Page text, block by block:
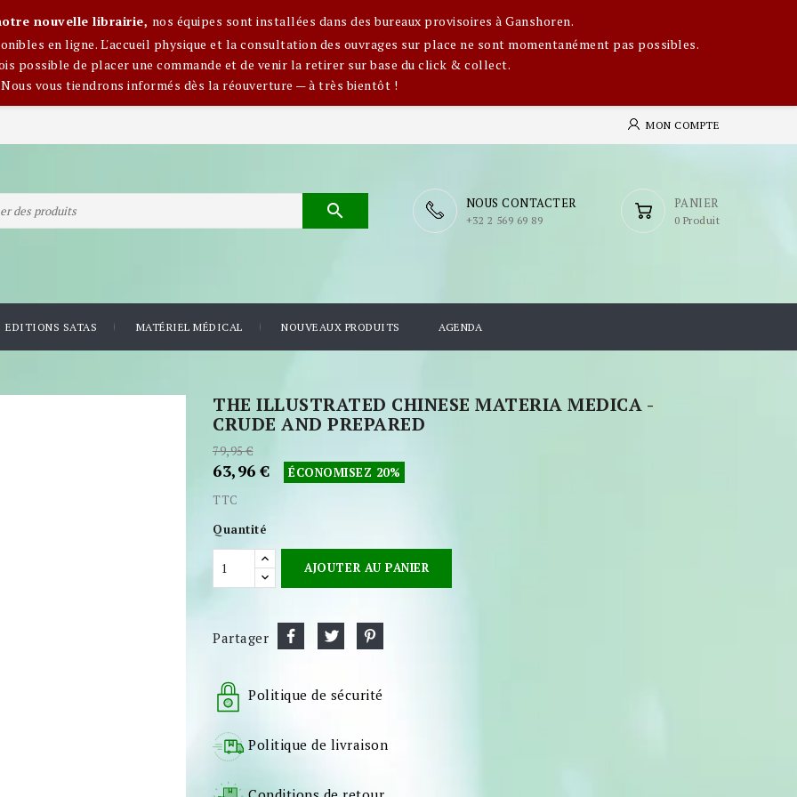
nouvelle librairie, nos équipes sont installées dans des bureaux provisoires à Ganshoren.
en ligne. L'accueil physique et la consultation des ouvrages sur place ne sont momentanément pas possibles.
possible de placer une commande et de venir la retirer sur base du click & collect.
Nous vous tiendrons informés dès la réouverture — à très bientôt !
MON COMPTE
PANIER
0 Produit
NOUS CONTACTER
​+32 2 569 69 89

EDITIONS SATAS MATÉRIEL MÉDICAL NOUVEAUX PRODUITS AGENDA
THE ILLUSTRATED CHINESE MATERIA MEDICA -
CRUDE AND PREPARED
79,95 €
63,96 €
ÉCONOMISEZ 20%
TTC
Quantité
AJOUTER AU PANIER
Partager
Politique de sécurité
Politique de livraison